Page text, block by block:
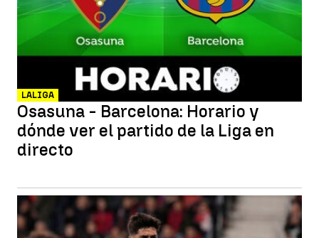
LALIGA
Osasuna - Barcelona: Horario y
dónde ver el partido de la Liga en
directo